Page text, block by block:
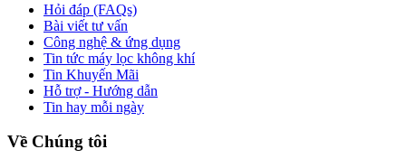
Hỏi đáp (FAQs)
Bài viết tư vấn
Công nghệ & ứng dụng
Tin tức máy lọc không khí
Tin Khuyến Mãi
Hỗ trợ - Hướng dẫn
Tin hay mỗi ngày
Về Chúng tôi